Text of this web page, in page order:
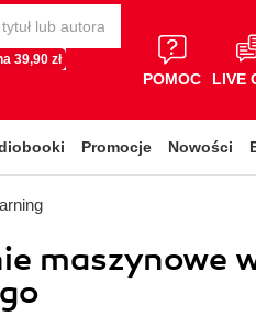
39,90 zł
POMOC LIVE
Promocje Nowości
maszynowe